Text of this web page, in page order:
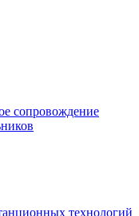
сопровождение
технологий